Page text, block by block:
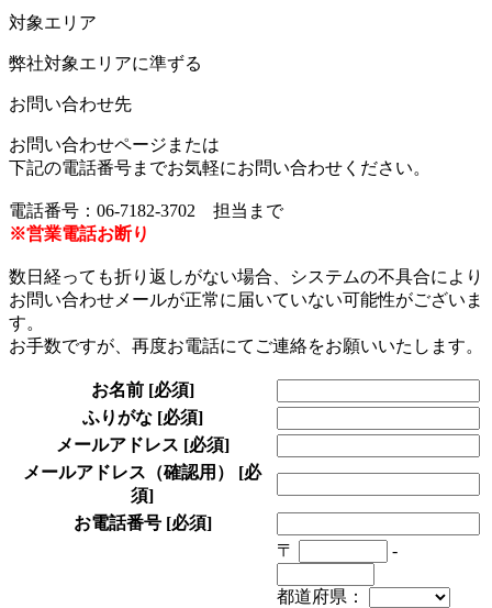
対象エリア
弊社対象エリアに準ずる
お問い合わせ先
お問い合わせページまたは
下記の電話番号までお気軽にお問い合わせください。
電話番号：06-7182-3702 担当まで
※営業電話お断り
数日経っても折り返しがない場合、システムの不具合により
お問い合わせメールが正常に届いていない可能性がございま
す。
お手数ですが、再度お電話にてご連絡をお願いいたします。
お名前 [必須]
ふりがな [必須]
メールアドレス [必須]
メールアドレス（確認用） [必
須]
お電話番号 [必須]
〒 -
都道府県：